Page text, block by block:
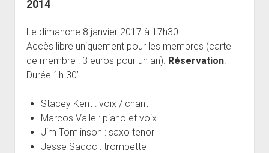
Projection vidéos de jazz
Participer aux Jam Sessions
Réservation
Contact
2014
Le dimanche 8 janvier 2017 à 17h30.
Accès libre uniquement pour les membres (carte
de membre : 3 euros pour un an). Réservation.
Durée 1h 30’
Stacey Kent : voix / chant
Marcos Valle : piano et voix
Jim Tomlinson : saxo tenor
Jesse Sadoc : trompette